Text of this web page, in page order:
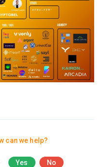
can we help?
Yes No